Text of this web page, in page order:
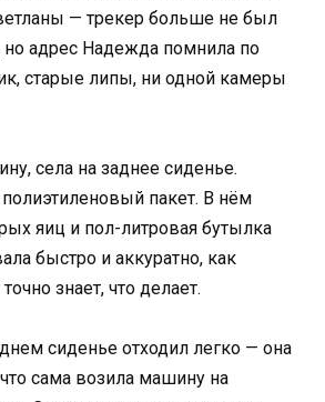
— трекер больше не был
но адрес Надежда помнила по
старые липы, ни одной камеры
села на заднее сиденье.
пакет. В нём
яиц и пол-литровая бутылка
быстро и аккуратно, как
знает, что делает.
сиденье отходил легко — она
сама возила машину на